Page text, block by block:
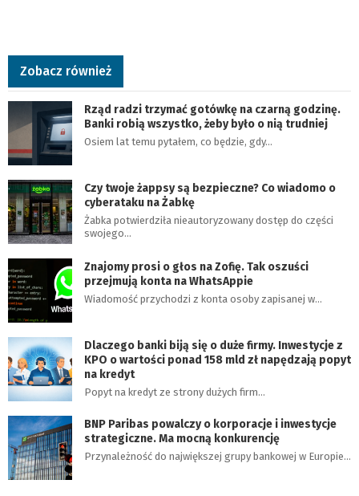
Zobacz również
Rząd radzi trzymać gotówkę na czarną godzinę.
Banki robią wszystko, żeby było o nią trudniej
Osiem lat temu pytałem, co będzie, gdy…
Czy twoje żappsy są bezpieczne? Co wiadomo o
cyberataku na Żabkę
Żabka potwierdziła nieautoryzowany dostęp do części
swojego…
Znajomy prosi o głos na Zofię. Tak oszuści
przejmują konta na WhatsAppie
Wiadomość przychodzi z konta osoby zapisanej w…
Dlaczego banki biją się o duże firmy. Inwestycje z
KPO o wartości ponad 158 mld zł napędzają popyt
na kredyt
Popyt na kredyt ze strony dużych firm…
BNP Paribas powalczy o korporacje i inwestycje
strategiczne. Ma mocną konkurencję
Przynależność do największej grupy bankowej w Europie…